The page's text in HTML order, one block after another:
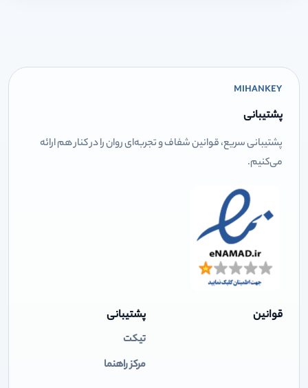
MIHANKEY
پشتیبانی
پشتیبانی سریع، قوانین شفاف و تجربه‌ای روان را در کنار هم ارائه
می‌کنیم.
قوانین پشتیبانی
تیکت
مرکز راهنما